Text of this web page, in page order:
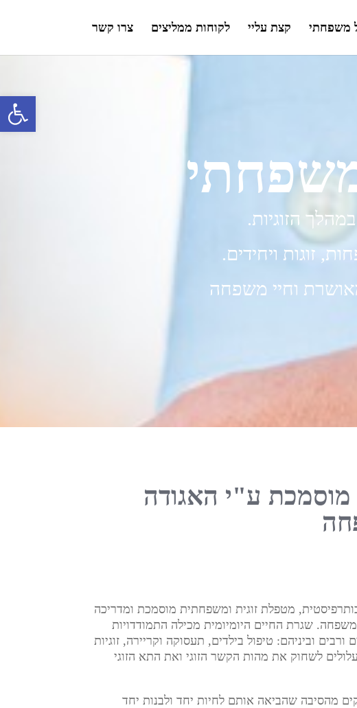
פתח
משפחתי קצת עליי לקוחות ממליצים צרו קשר
הזוגיות.
זוגות ויחידים.
וחיי משפחה
מוסמכת ע"י האגודה
מטפלת זוגית ומשפחתית מוסמכת ומדריכה
שגרת החיים היומיומית מכילה התמודדויות
ורבים וביניהם: טיפול בילדים, תעסוקה וקריירה, זוגיות
לשחוק את מהות הקשר הזוגי ואת התא הזוגי
מהסיבה שהביאה אותם לחיות יחד ולבנות יחד